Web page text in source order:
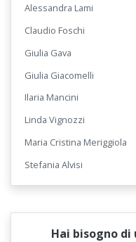
Alessandra Lami
Claudio Foschi
Giulia Gava
Giulia Giacomelli
Ilaria Mancini
Linda Vignozzi
Maria Cristina Meriggiola
Stefania Alvisi
Hai bisogno